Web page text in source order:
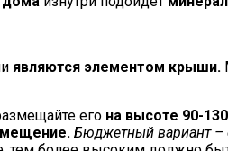
являются элементом крыши.
его на высоте 90-
Бюджетный вариант –